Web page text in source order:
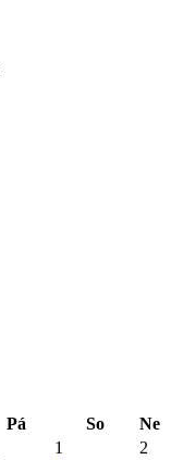
Pá So
Ne
1 2